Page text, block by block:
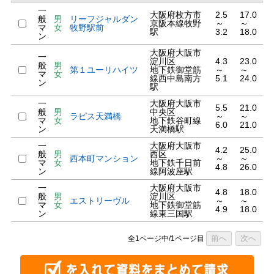
一
般
マ
ン
男
女
リーフジャルダン
牧野駅前
大阪府枚方市
京阪本線牧野
駅
2.5
～
3.2
17.0
～
18.0
一
般
マ
ン
男
女
第１ユーリハイツ
大阪府大阪市
淀川区
地下鉄御堂筋
線西中島南方
駅
4.3
～
5.1
23.0
～
24.0
一
般
マ
ン
男
女
ラピス天満橋
大阪府大阪市
中央区
地下鉄谷町線
天満橋駅
5.5
～
6.0
21.0
～
21.0
一
般
マ
ン
男
女
西本町マンション
大阪府大阪市
西区
地下鉄千日前
線阿波座駅
4.2
～
4.8
25.0
～
26.0
一
般
マ
ン
男
女
エストリーヴル
大阪府大阪市
淀川区
地下鉄御堂筋
線東三国駅
4.8
～
4.9
18.0
～
18.0
全1ページ中/1ページ目 前へ 次へ